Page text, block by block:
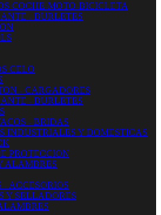
COCHE-MOTO-BICICLETA
- BURLETES
CELO
- CARGADORES
- BURLETES
- BRIDAS
INDUSTRIALES Y DOMESTICAS
PROTECCION
ALAMBRES
- ACCESORIOS
Y SELLADORES